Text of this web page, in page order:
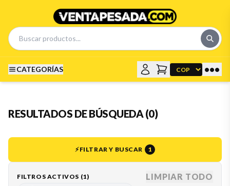
CATEGORÍAS •••
RESULTADOS DE BÚSQUEDA (0)
⚡FILTRAR Y BUSCAR 1
FILTROS ACTIVOS (1)
LIMPIAR TODO